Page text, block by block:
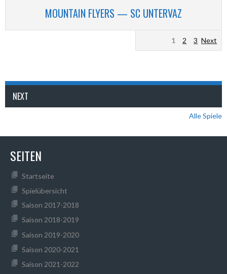
MOUNTAIN FLYERS — SC UNTERVAZ
1 2 3 Next
NEXT
Alle Spiele
SEITEN
Startseite
Spielübersicht
Saison 2017-2018
Saison 2018-2019
Saison 2019-2020
Saison 2020-2021
Saison 2021-2022